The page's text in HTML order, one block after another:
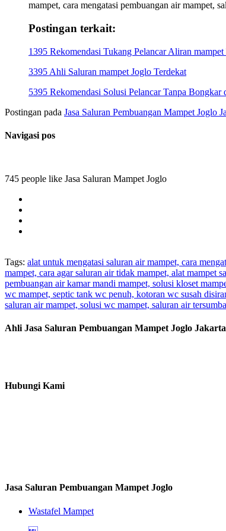
mampet, cara mengatasi pembuangan air mampet,
Postingan terkait:
1395 Rekomendasi Tukang Pelancar Aliran
3395 Ahli Saluran mampet Joglo Terdekat
5395 Rekomendasi Solusi Pelancar Tanpa Bongkar
Postingan pada Jasa Saluran Pembuangan Mampet Joglo
Navigasi pos
745 people like Jasa Saluran Mampet Joglo
Tags: alat untuk mengatasi saluran air mampet, cara
mampet, cara agar saluran air tidak mampet, alat mampet
pembuangan air kamar mandi mampet, solusi kloset
wc mampet, septic tank wc penuh, kotoran wc susah
saluran air mampet, solusi wc mampet, saluran air
Ahli Jasa Saluran Pembuangan Mampet Joglo
Hubungi Kami
Jasa Saluran Pembuangan Mampet Joglo
Wastafel Mampet